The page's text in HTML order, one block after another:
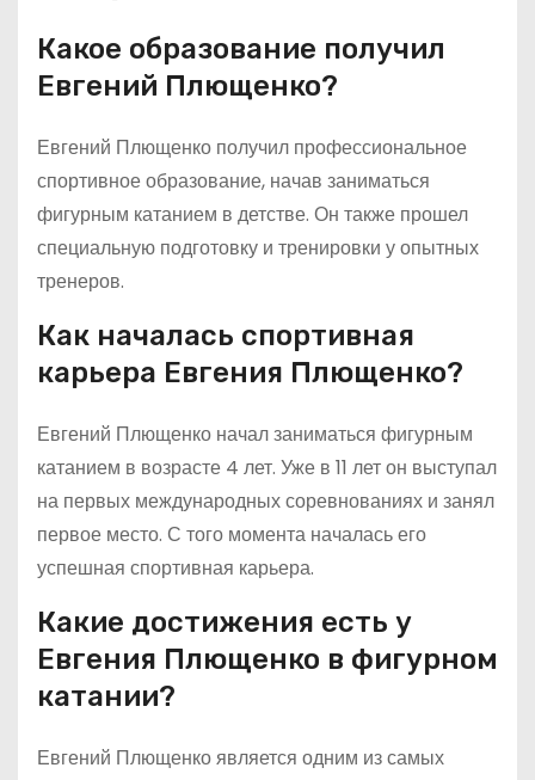
Какое образование получил
Евгений Плющенко?
Евгений Плющенко получил профессиональное
спортивное образование, начав заниматься
фигурным катанием в детстве. Он также прошел
специальную подготовку и тренировки у опытных
тренеров.
Как началась спортивная
карьера Евгения Плющенко?
Евгений Плющенко начал заниматься фигурным
катанием в возрасте 4 лет. Уже в 11 лет он выступал
на первых международных соревнованиях и занял
первое место. С того момента началась его
успешная спортивная карьера.
Какие достижения есть у
Евгения Плющенко в фигурном
катании?
Евгений Плющенко является одним из самых